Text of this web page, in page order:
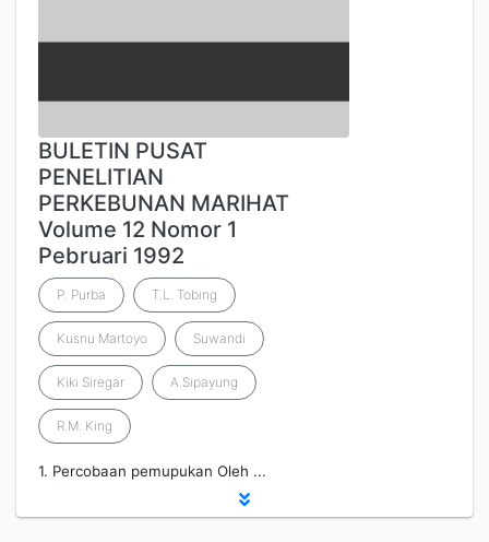
BULETIN PUSAT
PENELITIAN
PERKEBUNAN MARIHAT
Volume 12 Nomor 1
Pebruari 1992
P. Purba T.L. Tobing
Kusnu Martoyo Suwandi
Kiki Siregar A.Sipayung
R.M. King
1. Percobaan pemupukan Oleh ...